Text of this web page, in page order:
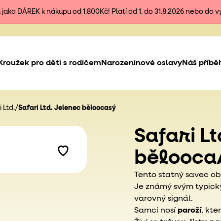
DÁREK k nákupu od 1.800Kč! Platí od 1. do 31.8.2026 nebo do
pro děti s rodičemNarozeninové oslavyNáš
Ltd./Safari Ltd. Jelenec běloocasý
Safari
Tento statný savec
Je známý svým
varovný signál.
Samci nosí paroží,